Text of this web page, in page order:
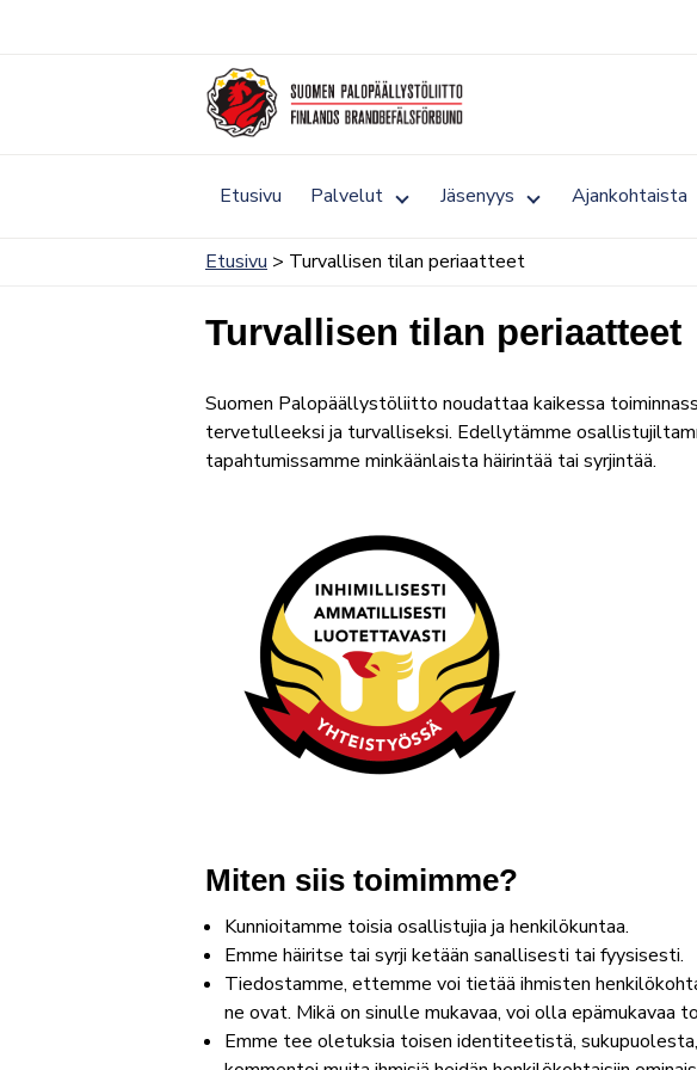
Etusivu Palvelut Toggle
submenu
Palvelut
Jäsenyys Toggle
submenu
Ajankohtaista
Etusivu > Turvallisen tilan periaatteet
Turvallisen tilan periaatteet
Suomen Palopäällystöliitto noudattaa kaikessa
tervetulleeksi ja turvalliseksi. Edellytämme
tapahtumissamme minkäänlaista häirintää tai syrjintää.
Miten siis toimimme?
Kunnioitamme toisia osallistujia ja henkilökuntaa.
Emme häiritse tai syrji ketään sanallisesti tai fyysisesti.
Tiedostamme, ettemme voi tietää ihmisten
ne ovat. Mikä on sinulle mukavaa, voi olla epämukavaa
Emme tee oletuksia toisen identiteetistä,